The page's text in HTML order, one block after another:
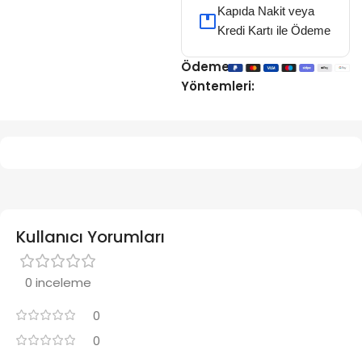
Kapıda Nakit veya
Kredi Kartı ile Ödeme
Ödeme
Yöntemleri:
Kullanıcı Yorumları
0 inceleme
0
0